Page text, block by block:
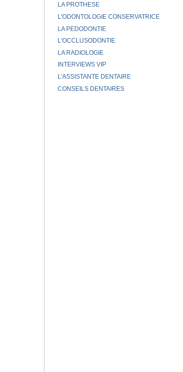
LA PROTHESE
L'ODONTOLOGIE CONSERVATRICE
LA PEDODONTIE
L'OCCLUSODONTIE
LA RADIOLOGIE
INTERVIEWS VIP
L'ASSISTANTE DENTAIRE
CONSEILS DENTAIRES